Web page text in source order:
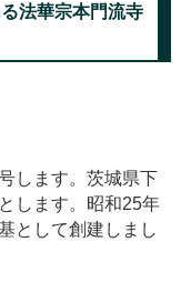
法華宗本門流寺
します。茨城県下
します。昭和25年
として創建しまし